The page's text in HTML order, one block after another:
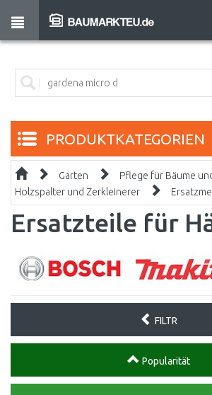
PRODUKTKATEGORIEN
Garten
Pflege für Bäume
Holzspalter und Zerkleinerer
Ersatzteile für
FILTR
Popularität